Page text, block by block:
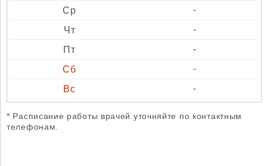
-
-
-
-
-
* Расписание работы врачей уточняйте по контактным
телефонам.